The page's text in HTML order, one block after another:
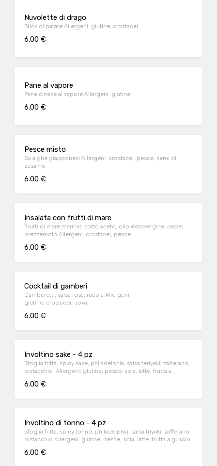
Nuvolette di drago
Stick di patate Allergeni: glutine, crostacei
6.00 €
Pane al vapore
Pane cinese al vapore Allergeni: glutine
6.00 €
Pesce misto
Su alghe giapponesi Allergeni: crostacei, pesce, semi di
sesamo
6.00 €
Insalata con frutti di mare
Frutti di mare marinati sotto aceto, olio extravergine, pepe,
prezzemolo Allergeni: crostacei, pesce
6.00 €
Cocktail di gamberi
Gamberetti, salsa rosa, rucola Allergeni:
glutine, crostacei, uova.
6.00 €
Involtino sake - 4 pz
Sfoglia fritta, spicy sake, philadelphia, salsa teriyaki, zafferano,
pistacchio Allergeni: glutine, pesce, soia, latte, frutta a
6.00 €
Involtino di tonno - 4 pz
Sfoglia fritta, spicy tonno, philadelphia, salsa triyaki, zafferano,
pistacchio Allergeni: glutine, pesce, soia, latte, frutta a guscio.
6.00 €